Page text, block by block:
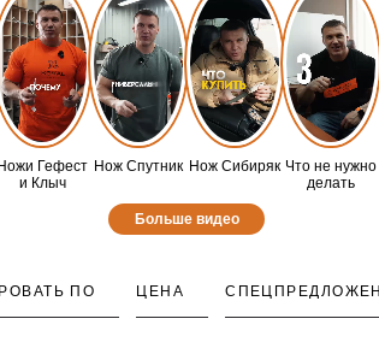
Ножи Гефест
и Клыч
Нож Спутник Нож Сибиряк Что не нужно
делать
Больше видео
ПО ЦЕНА